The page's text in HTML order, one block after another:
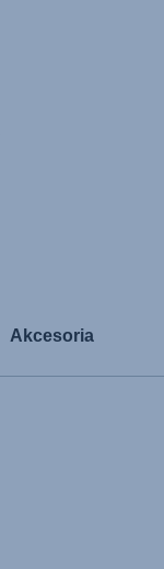
Akcesoria